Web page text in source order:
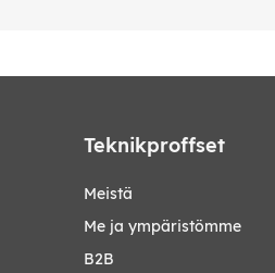
Teknikproffset
Meistä
Me ja ympäristömme
B2B